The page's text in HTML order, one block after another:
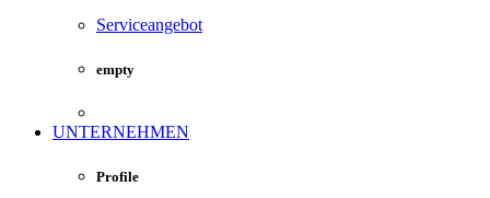
Serviceangebot
empty
UNTERNEHMEN
Profile